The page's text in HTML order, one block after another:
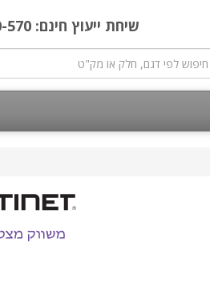
שיחת ייעוץ חינם: 570